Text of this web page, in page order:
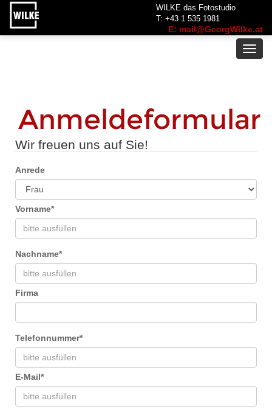
WILKE das Fotostudio
T: +43 1 535 1981
E: mail@GeorgWilke.at
Anmeldeformular
Wir freuen uns auf Sie!
Anrede
Vorname*
Nachname*
Firma
Telefonnummer*
E-Mail*